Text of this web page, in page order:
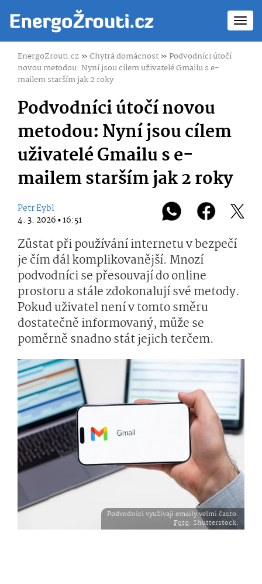
EnergoZrouti.cz»Chytrá domácnost»Podvodníci útočí
novou metodou: Nyní jsou cílem uživatelé Gmailu s e-
mailem starším jak 2 roky
Podvodníci útočí novou
metodou: Nyní jsou cílem
uživatelé Gmailu s e-
mailem starším jak 2 roky
Petr Eybl
4. 3. 2026 ▪ 16:51
Zůstat při používání internetu v bezpečí
je čím dál komplikovanější. Mnozí
podvodníci se přesouvají do online
prostoru a stále zdokonalují své metody.
Pokud uživatel není v tomto směru
dostatečně informovaný, může se
poměrně snadno stát jejich terčem.
Podvodníci využívají emaily velmi často.
Foto: Shutterstock.